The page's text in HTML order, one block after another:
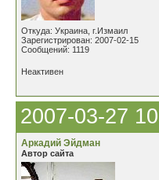
Откуда: Украина, г.Измаил
Зарегистрирован: 2007-02-15
Сообщений: 1119
Неактивен
2007-03-27
Аркадий Эйдман
Автор сайта